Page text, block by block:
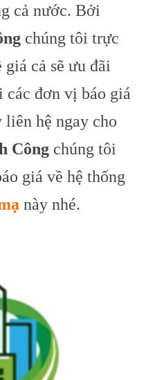
cả nước. Bởi
chúng tôi trực
cả sẽ ưu đãi
các đơn vị báo giá
liên hệ ngay cho
Công chúng tôi
giá về hệ thống
này nhé.